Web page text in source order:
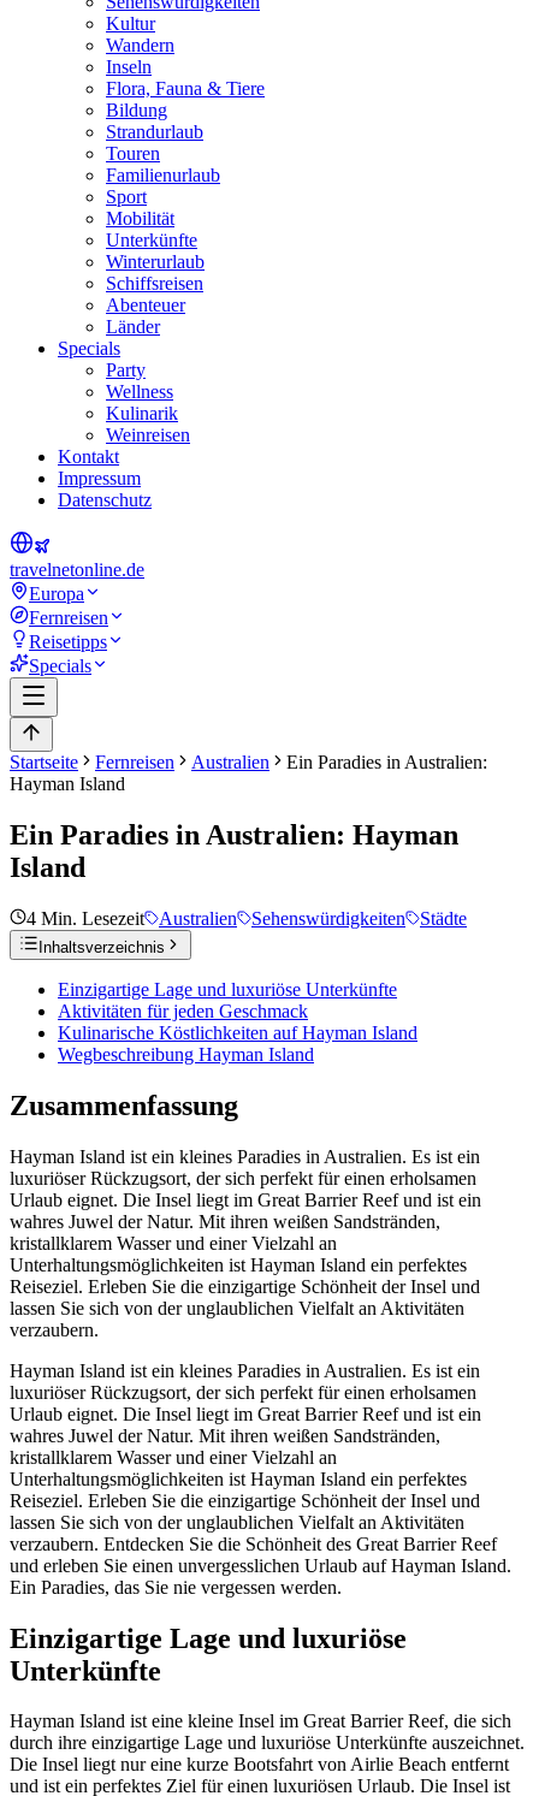
Kultur
Wandern
Inseln
Flora, Fauna & Tiere
Bildung
Strandurlaub
Touren
Familienurlaub
Sport
Mobilität
Unterkünfte
Winterurlaub
Schiffsreisen
Abenteuer
Länder
Specials
Party
Wellness
Kulinarik
Weinreisen
Kontakt
Impressum
Datenschutz
travelnetonline.de
Europa
Fernreisen
Reisetipps
Specials
Startseite Fernreisen Australien
Ein Paradies in Australien:
Hayman Island
Ein Paradies in Australien: Hayman
Island
4 Min. Lesezeit Australien Sehenswürdigkeiten Städte
Inhaltsverzeichnis
Einzigartige Lage und luxuriöse Unterkünfte
Aktivitäten für jeden Geschmack
Kulinarische Köstlichkeiten auf Hayman Island
Wegbeschreibung Hayman Island
Zusammenfassung
Hayman Island ist ein kleines Paradies in Australien. Es ist ein
luxuriöser Rückzugsort, der sich perfekt für einen erholsamen
Urlaub eignet. Die Insel liegt im Great Barrier Reef und ist ein
wahres Juwel der Natur. Mit ihren weißen Sandstränden,
kristallklarem Wasser und einer Vielzahl an
Unterhaltungsmöglichkeiten ist Hayman Island ein perfektes
Reiseziel. Erleben Sie die einzigartige Schönheit der Insel und
lassen Sie sich von der unglaublichen Vielfalt an Aktivitäten
verzaubern.
Hayman Island ist ein kleines Paradies in Australien. Es ist ein
luxuriöser Rückzugsort, der sich perfekt für einen erholsamen
Urlaub eignet. Die Insel liegt im Great Barrier Reef und ist ein
wahres Juwel der Natur. Mit ihren weißen Sandstränden,
kristallklarem Wasser und einer Vielzahl an
Unterhaltungsmöglichkeiten ist Hayman Island ein perfektes
Reiseziel. Erleben Sie die einzigartige Schönheit der Insel und
lassen Sie sich von der unglaublichen Vielfalt an Aktivitäten
verzaubern. Entdecken Sie die Schönheit des Great Barrier Reef
und erleben Sie einen unvergesslichen Urlaub auf Hayman Island.
Ein Paradies, das Sie nie vergessen werden.
Einzigartige Lage und luxuriöse
Unterkünfte
Hayman Island ist eine kleine Insel im Great Barrier Reef, die sich
durch ihre einzigartige Lage und luxuriöse Unterkünfte auszeichnet.
Die Insel liegt nur eine kurze Bootsfahrt von Airlie Beach entfernt
und ist ein perfektes Ziel für einen luxuriösen Urlaub. Die Insel ist